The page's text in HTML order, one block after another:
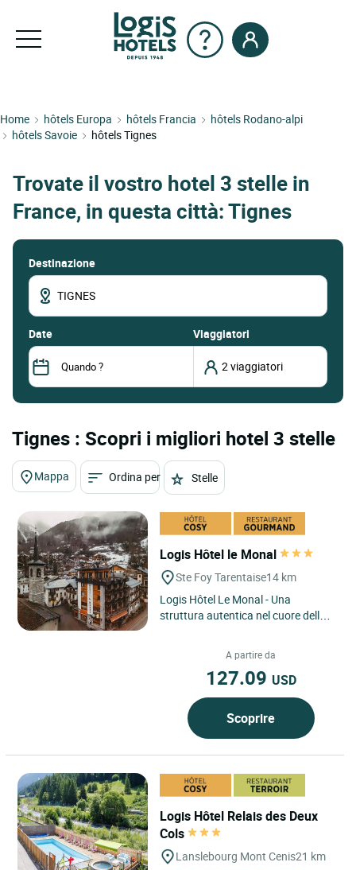
Home hôtels Europa hôtels Francia
hôtels Rodano-alpi
hôtels Savoie
hôtels Tignes
Trovate il vostro hotel 3 stelle in
France, in questa città: Tignes
Destinazione
date Viaggiatori
Tignes : Scopri i migliori hotel 3 stelle
Mappa Ordina per Stelle
Logis Hôtel le Monal
Ste Foy Tarentaise14 km
Logis Hôtel Le Monal - Una
struttura autentica nel cuore della
A partire da
127.09 USD
Scoprire
Logis Hôtel Relais des Deux
Cols
Lanslebourg Mont Cenis21 km